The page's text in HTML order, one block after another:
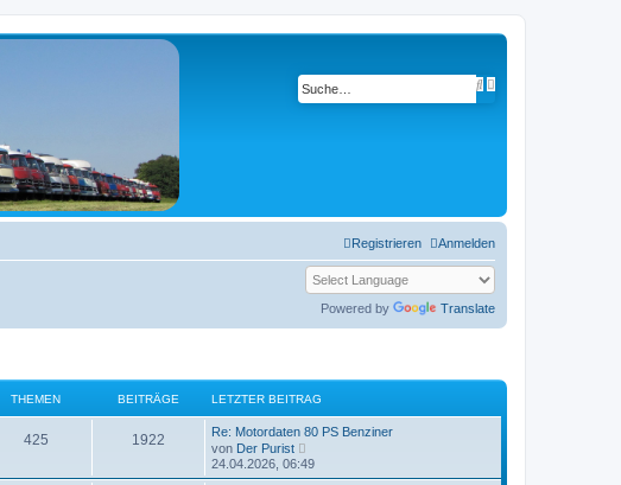
S E
r
S
c
h
Anmelden
Registrieren
Powered by Translate
THEMEN BEITRÄGE LETZTER BEITRAG
425 1922
Re: Motordaten 80 PS Benziner
von Der Purist
e
u
24.04.2026, 06:49